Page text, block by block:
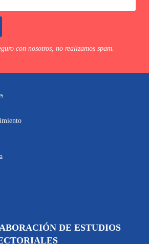
con nosotros, no realizamos spam.
DE ESTUDIOS